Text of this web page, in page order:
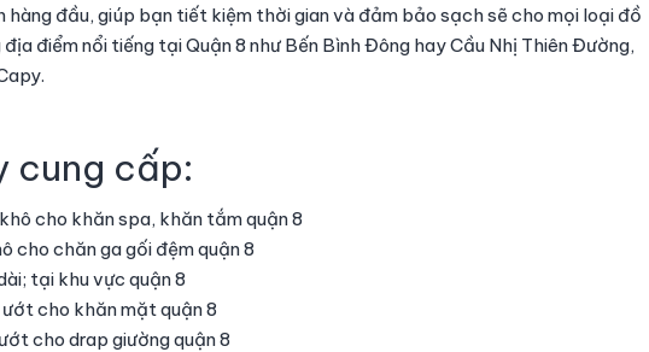
hàng đầu, giúp bạn tiết kiệm thời gian và đảm bảo sạch sẽ cho mọi loại đồ
điểm nổi tiếng tại Quận 8 như Bến Bình Đông hay Cầu Nhị Thiên Đường,
cung cấp:
cho khăn spa, khăn tắm quận 8
chăn ga gối đệm quận 8
tại khu vực quận 8
cho khăn mặt quận 8
cho drap giường quận 8